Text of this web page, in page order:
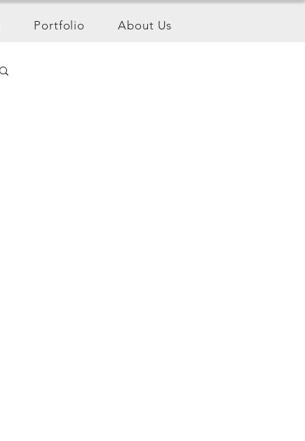
Portfolio About Us